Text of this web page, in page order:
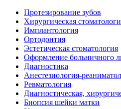
Протезирование зубов
Хирургическая
Имплантология
Ортодонтия
Эстетическая стоматология
Оформление больничного
Диагностика
Анестезиология-
Ревматология
Диагностическая,
Биопсия шейки матки